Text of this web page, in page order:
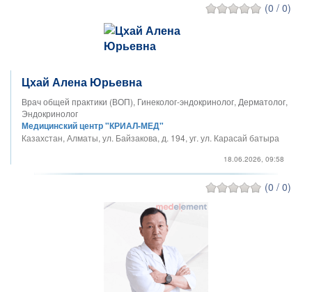
(0 / 0)
Цхай Алена Юрьевна
Врач общей практики (ВОП), Гинеколог-эндокринолог, Дерматолог,
Эндокринолог
Медицинский центр "КРИАЛ-МЕД"
Казахстан, Алматы, ул. Байзакова, д. 194, уг. ул. Карасай батыра
18.06.2026, 09:58
(0 / 0)